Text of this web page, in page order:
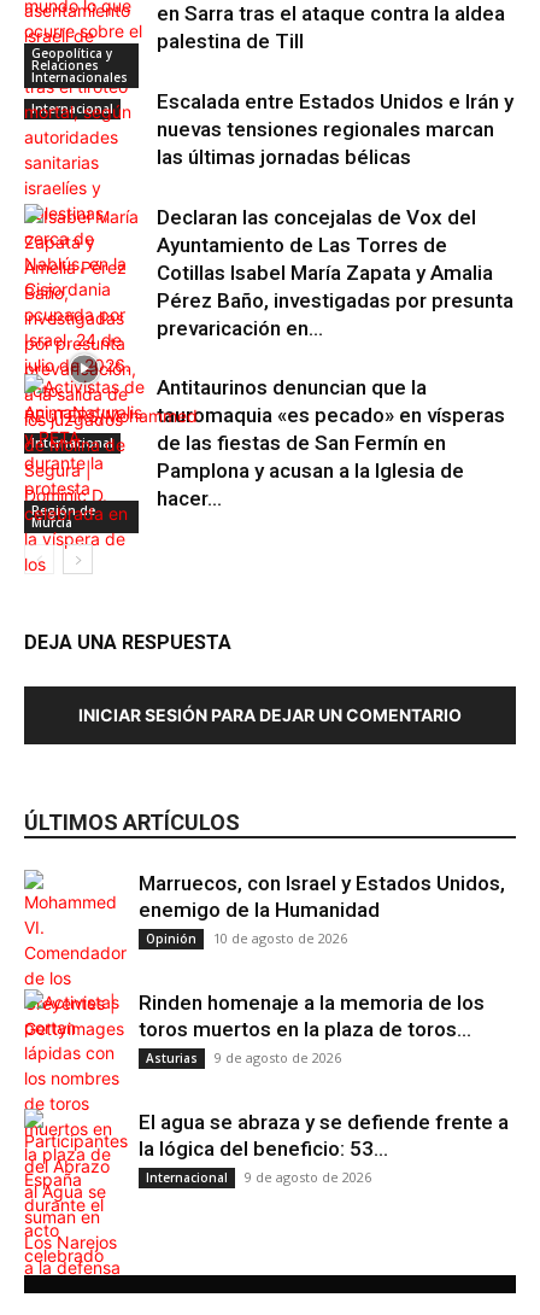
Internacional
Internacional
en Sarra tras el ataque contra la aldea
palestina de Till
Geopolítica y
Relaciones
Internacionales
Escalada entre Estados Unidos e Irán y
nuevas tensiones regionales marcan
las últimas jornadas bélicas
Región de
Murcia
Declaran las concejalas de Vox del
Ayuntamiento de Las Torres de
Cotillas Isabel María Zapata y Amalia
Pérez Baño, investigadas por presunta
prevaricación en...
Antitaurinos denuncian que la
tauromaquia «es pecado» en vísperas
de las fiestas de San Fermín en
Pamplona y acusan a la Iglesia de
hacer...
DEJA UNA RESPUESTA
INICIAR SESIÓN PARA DEJAR UN COMENTARIO
ÚLTIMOS ARTÍCULOS
Marruecos, con Israel y Estados Unidos,
enemigo de la Humanidad
Opinión 10 de agosto de 2026
Rinden homenaje a la memoria de los
toros muertos en la plaza de toros...
Asturias 9 de agosto de 2026
El agua se abraza y se defiende frente a
la lógica del beneficio: 53...
Internacional 9 de agosto de 2026